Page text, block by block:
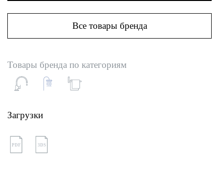
Все товары бренда
Товары бренда по категориям
Загрузки
PDF 3DS